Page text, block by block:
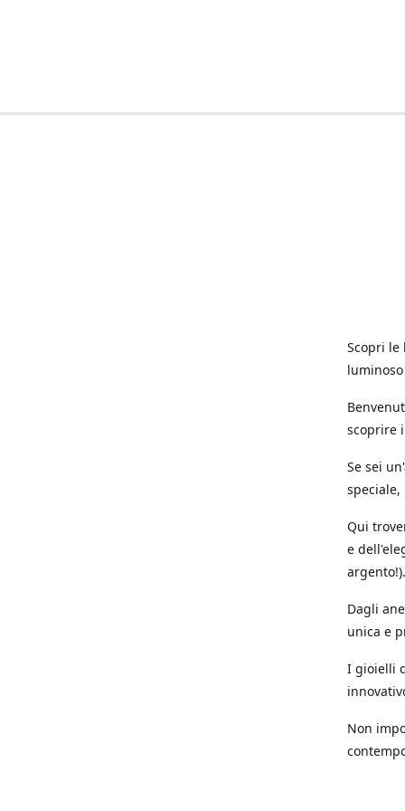
Scopri
scoprire
Se sei
speciale,
Qui
e
argento!).
Dagli
unica e
I gioielli
Non